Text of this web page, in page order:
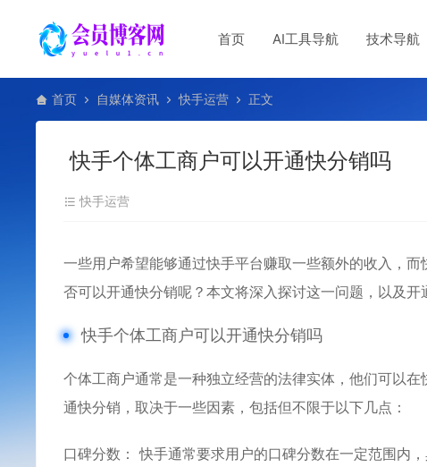
首页 AI工具导航 技术导航
首页 自媒体资讯 快手运营 正文
快手个体工商户可以开通快分销吗
快手运营
一些用户希望能够通过快手平台赚取一些额外的收入，
否可以开通快分销呢？本文将深入探讨这一问题，以及开
快手个体工商户可以开通快分销吗
个体工商户通常是一种独立经营的法律实体，他们可以
通快分销，取决于一些因素，包括但不限于以下几点：
口碑分数： 快手通常要求用户的口碑分数在一定范围内